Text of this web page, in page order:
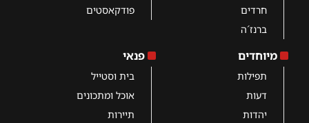
חרדים
ברנז´ה
פודקאסטים
מיוחדים
תפילות
דעות
יהדות
פנאי
בית וסטייל
אוכל ומתכונים
תיירות